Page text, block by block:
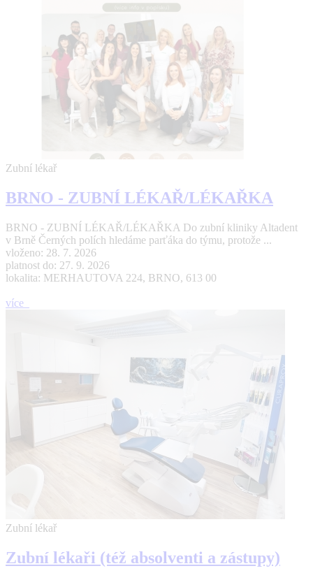
Zubní lékař
BRNO - ZUBNÍ LÉKAŘ/LÉKAŘKA
BRNO - ZUBNÍ LÉKAŘ/LÉKAŘKA Do zubní kliniky Altadent
v Brně Černých polích hledáme parťáka do týmu, protože ...
vloženo: 28. 7. 2026
platnost do: 27. 9. 2026
lokalita: MERHAUTOVA 224, BRNO, 613 00
více
Zubní lékař
Zubní lékaři (též absolventi a zástupy)